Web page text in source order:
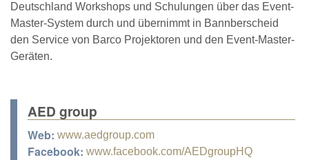
Deutschland Workshops und Schulungen über das Event-
Master-System durch und übernimmt in Bannberscheid
den Service von Barco Projektoren und den Event-Master-
Geräten.
AED group
Web: www.aedgroup.com
Facebook: www.facebook.com/AEDgroupHQ